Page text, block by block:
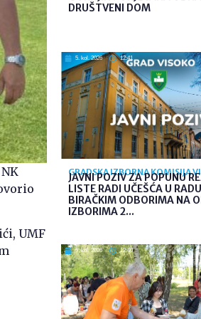
UMF
DRUŠTVENI DOM
5. kol. 2026 12:41
GRADSKA IZBORNA KOMISIJA
JAVNI POZIV ZA POPUNU
LISTE RADI UČEŠĆA U
BIRAČKIM ODBORIMA NA
IZBORIMA 2...
5. kol. 2026 12:40